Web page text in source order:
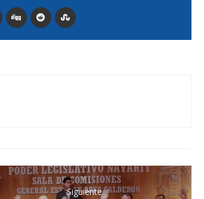
Siguiente